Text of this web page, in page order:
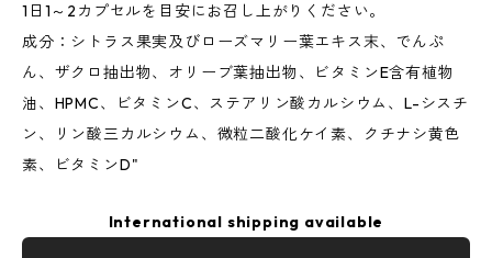
1日1～2カプセルを目安にお召し上がりください。
成分：シトラス果実及びローズマリー葉エキス末、でんぷ
ん、ザクロ抽出物、オリーブ葉抽出物、ビタミンE含有植物
油、HPMC、ビタミンC、ステアリン酸カルシウム、L-シスチ
ン、リン酸三カルシウム、微粒二酸化ケイ素、クチナシ黄色
素、ビタミンD"
International shipping available